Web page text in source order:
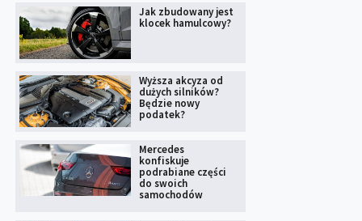
Jak zbudowany jest
klocek hamulcowy?
Wyższa akcyza od
dużych silników?
Będzie nowy
podatek?
Mercedes
konfiskuje
podrabiane części
do swoich
samochodów